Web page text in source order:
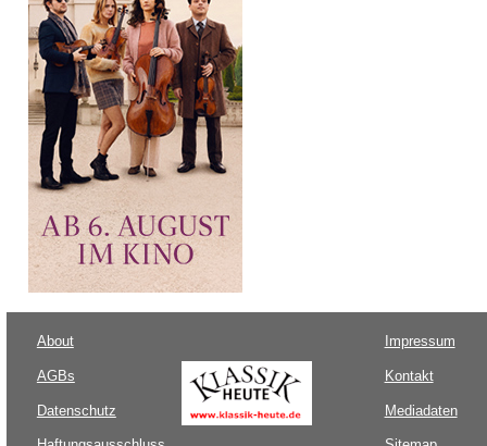
About
AGBs
Datenschutz
Impressum
Kontakt
Mediadaten